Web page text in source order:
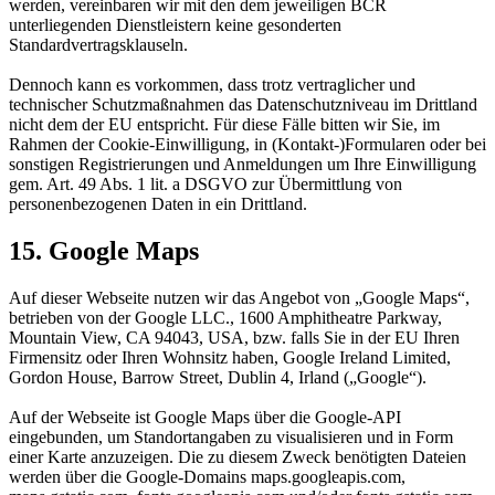
werden, vereinbaren wir mit den dem jeweiligen BCR
unterliegenden Dienstleistern keine gesonderten
Standardvertragsklauseln.
Dennoch kann es vorkommen, dass trotz vertraglicher und
technischer Schutzmaßnahmen das Datenschutzniveau im Drittland
nicht dem der EU entspricht. Für diese Fälle bitten wir Sie, im
Rahmen der Cookie-Einwilligung, in (Kontakt-)Formularen oder bei
sonstigen Registrierungen und Anmeldungen um Ihre Einwilligung
gem. Art. 49 Abs. 1 lit. a DSGVO zur Übermittlung von
personenbezogenen Daten in ein Drittland.
15. Google Maps
Auf dieser Webseite nutzen wir das Angebot von „Google Maps“,
betrieben von der Google LLC., 1600 Amphitheatre Parkway,
Mountain View, CA 94043, USA, bzw. falls Sie in der EU Ihren
Firmensitz oder Ihren Wohnsitz haben, Google Ireland Limited,
Gordon House, Barrow Street, Dublin 4, Irland („Google“).
Auf der Webseite ist Google Maps über die Google-API
eingebunden, um Standortangaben zu visualisieren und in Form
einer Karte anzuzeigen. Die zu diesem Zweck benötigten Dateien
werden über die Google-Domains maps.googleapis.com,